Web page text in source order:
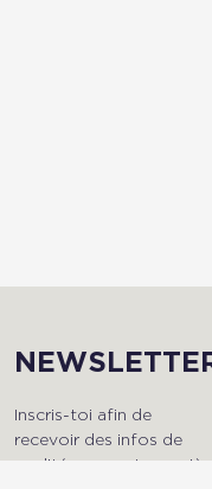
Inscris-toi afin de
recevoir des infos de
qualité en avant-